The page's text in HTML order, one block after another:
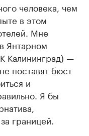
человека, чем
в этом
Мне
Янтарном
Калининград) —
поставят бюст
и
Я бы
границей.